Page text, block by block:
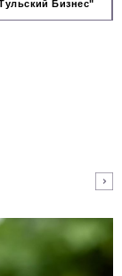
Бизнес"